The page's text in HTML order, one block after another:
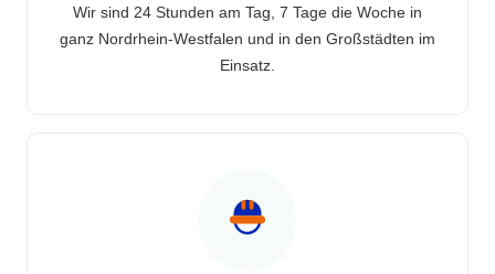
Wir sind 24 Stunden am Tag, 7 Tage die Woche in
ganz Nordrhein-Westfalen und in den Großstädten im
Einsatz.